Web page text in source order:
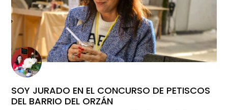
SOY JURADO EN EL CONCURSO DE PETISCOS
DEL BARRIO DEL ORZÁN